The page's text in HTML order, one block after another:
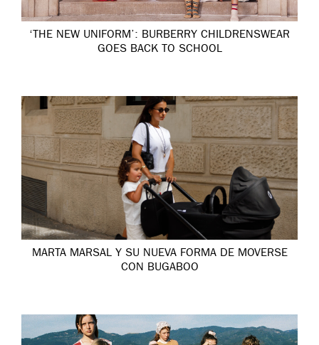
‘THE NEW UNIFORM’: BURBERRY CHILDRENSWEAR
GOES BACK TO SCHOOL
MARTA MARSAL Y SU NUEVA FORMA DE MOVERSE
CON BUGABOO